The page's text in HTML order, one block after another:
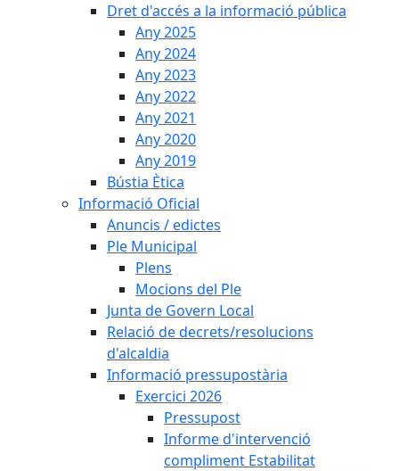
Dret d'accés a la informació pública
Any 2025
Any 2024
Any 2023
Any 2022
Any 2021
Any 2020
Any 2019
Bústia Ètica
Informació Oficial
Anuncis / edictes
Ple Municipal
Plens
Mocions del Ple
Junta de Govern Local
Relació de decrets/resolucions
d'alcaldia
Informació pressupostària
Exercici 2026
Pressupost
Informe d'intervenció
compliment Estabilitat